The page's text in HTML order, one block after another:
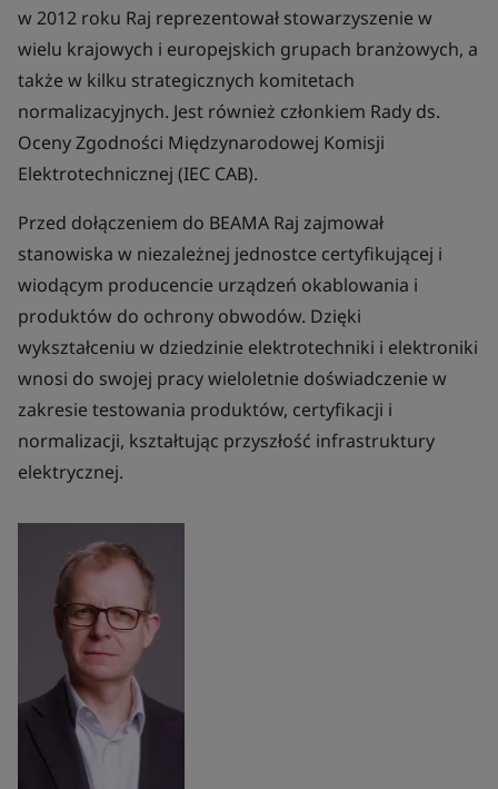
w 2012 roku Raj reprezentował stowarzyszenie w
wielu krajowych i europejskich grupach branżowych, a
także w kilku strategicznych komitetach
normalizacyjnych. Jest również członkiem Rady ds.
Oceny Zgodności Międzynarodowej Komisji
Elektrotechnicznej (IEC CAB).
Przed dołączeniem do BEAMA Raj zajmował
stanowiska w niezależnej jednostce certyfikującej i
wiodącym producencie urządzeń okablowania i
produktów do ochrony obwodów. Dzięki
wykształceniu w dziedzinie elektrotechniki i elektroniki
wnosi do swojej pracy wieloletnie doświadczenie w
zakresie testowania produktów, certyfikacji i
normalizacji, kształtując przyszłość infrastruktury
elektrycznej.